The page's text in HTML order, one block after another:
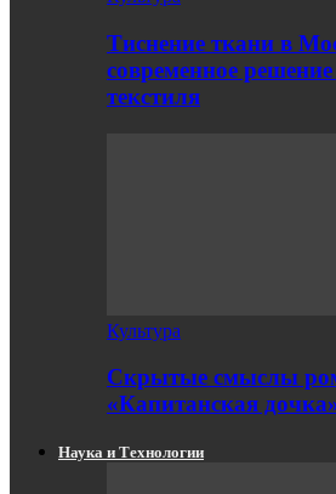
Тиснение ткани в
современное
текстиля
Культура
Скрытые смыслы
«Капитанская
Наука и Технологии